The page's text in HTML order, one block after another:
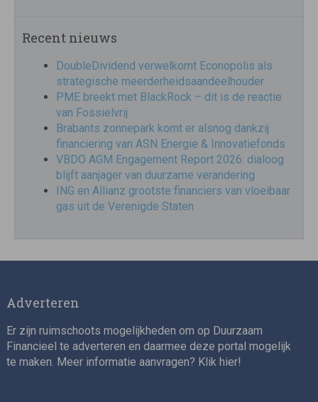
Recent nieuws
DoubleDividend verwelkomt Econopolis als
strategische meerderheidsaandeelhouder
PME breekt met BlackRock – dit is de reactie
van Fossielvrij
Brabants zonnepark komt er alsnog dankzij
financiering van ASN Energie & Innovatiefonds
VBDO AGM Engagement Report 2026: dialoog
blijft aanjager van duurzame verandering
ING en Allianz grootste financiers van vloeibaar
gas uit de Verenigde Staten
Adverteren
Er zijn ruimschoots mogelijkheden om op Duurzaam
Financieel te adverteren en daarmee deze portal mogelijk
te maken. Meer informatie aanvragen? Klik hier!